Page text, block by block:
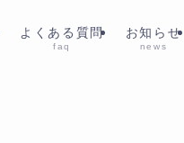
よくある質問
faq
お知らせ
news